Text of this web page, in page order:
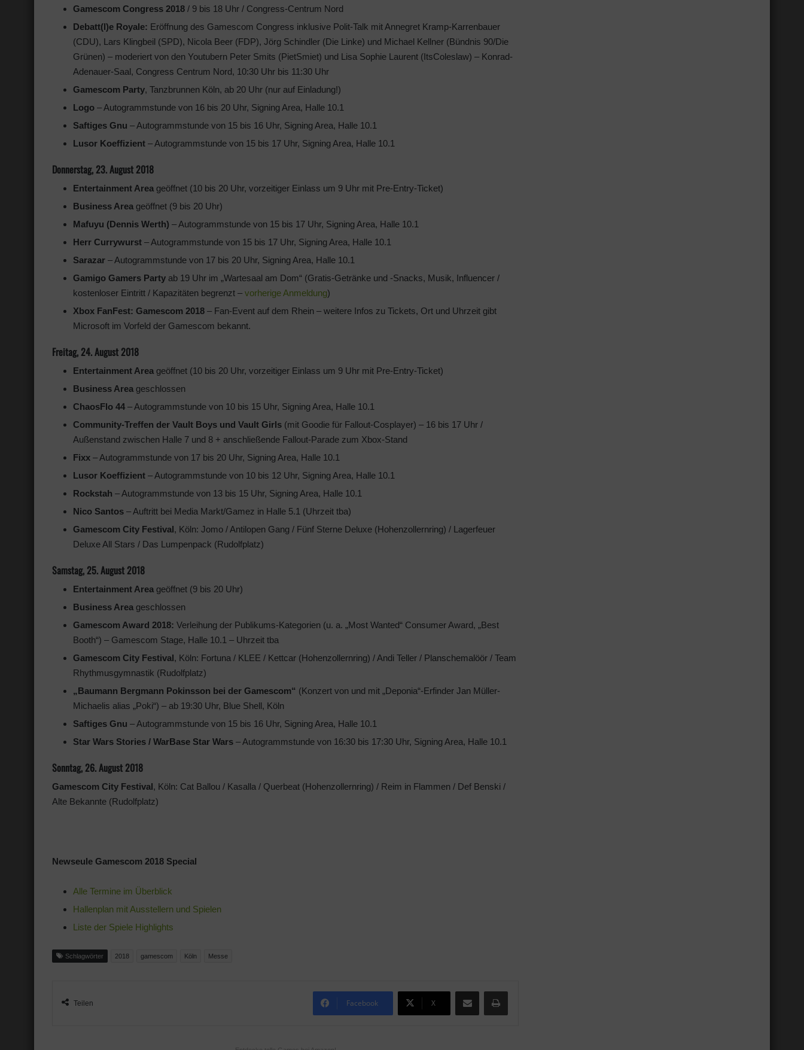
Gamescom Congress 2018 / 9 bis 18 Uhr / Congress-Centrum Nord
Debatt(l)e Royale: Eröffnung des Gamescom Congress inklusive Polit-Talk mit Annegret Kramp-Karrenbauer
(CDU), Lars Klingbeil (SPD), Nicola Beer (FDP), Jörg Schindler (Die Linke) und Michael Kellner (Bündnis 90/Die
Grünen) – moderiert von den Youtubern Peter Smits (PietSmiet) und Lisa Sophie Laurent (ItsColeslaw) – Konrad-
Adenauer-Saal, Congress Centrum Nord, 10:30 Uhr bis 11:30 Uhr
Gamescom Party, Tanzbrunnen Köln, ab 20 Uhr (nur auf Einladung!)
Logo – Autogrammstunde von 16 bis 20 Uhr, Signing Area, Halle 10.1
Saftiges Gnu – Autogrammstunde von 15 bis 16 Uhr, Signing Area, Halle 10.1
Lusor Koeffizient – Autogrammstunde von 15 bis 17 Uhr, Signing Area, Halle 10.1
Donnerstag, 23. August 2018
Entertainment Area geöffnet (10 bis 20 Uhr, vorzeitiger Einlass um 9 Uhr mit Pre-Entry-Ticket)
Business Area geöffnet (9 bis 20 Uhr)
Mafuyu (Dennis Werth) – Autogrammstunde von 15 bis 17 Uhr, Signing Area, Halle 10.1
Herr Currywurst – Autogrammstunde von 15 bis 17 Uhr, Signing Area, Halle 10.1
Sarazar – Autogrammstunde von 17 bis 20 Uhr, Signing Area, Halle 10.1
Gamigo Gamers Party ab 19 Uhr im „Wartesaal am Dom“ (Gratis-Getränke und -Snacks, Musik, Influencer /
kostenloser Eintritt / Kapazitäten begrenzt – vorherige Anmeldung)
Xbox FanFest: Gamescom 2018 – Fan-Event auf dem Rhein – weitere Infos zu Tickets, Ort und Uhrzeit gibt
Microsoft im Vorfeld der Gamescom bekannt.
Freitag, 24. August 2018
Entertainment Area geöffnet (10 bis 20 Uhr, vorzeitiger Einlass um 9 Uhr mit Pre-Entry-Ticket)
Business Area geschlossen
ChaosFlo 44 – Autogrammstunde von 10 bis 15 Uhr, Signing Area, Halle 10.1
Community-Treffen der Vault Boys und Vault Girls (mit Goodie für Fallout-Cosplayer) – 16 bis 17 Uhr /
Außenstand zwischen Halle 7 und 8 + anschließende Fallout-Parade zum Xbox-Stand
Fixx – Autogrammstunde von 17 bis 20 Uhr, Signing Area, Halle 10.1
Lusor Koeffizient – Autogrammstunde von 10 bis 12 Uhr, Signing Area, Halle 10.1
Rockstah – Autogrammstunde von 13 bis 15 Uhr, Signing Area, Halle 10.1
Nico Santos – Auftritt bei Media Markt/Gamez in Halle 5.1 (Uhrzeit tba)
Gamescom City Festival, Köln: Jomo / Antilopen Gang / Fünf Sterne Deluxe (Hohenzollernring) / Lagerfeuer
Deluxe All Stars / Das Lumpenpack (Rudolfplatz)
Samstag, 25. August 2018
Entertainment Area geöffnet (9 bis 20 Uhr)
Business Area geschlossen
Gamescom Award 2018: Verleihung der Publikums-Kategorien (u. a. „Most Wanted“ Consumer Award, „Best
Booth“) – Gamescom Stage, Halle 10.1 – Uhrzeit tba
Gamescom City Festival, Köln: Fortuna / KLEE / Kettcar (Hohenzollernring) / Andi Teller / Planschemalöör / Team
Rhythmusgymnastik (Rudolfplatz)
„Baumann Bergmann Pokinsson bei der Gamescom“ (Konzert von und mit „Deponia“-Erfinder Jan Müller-
Michaelis alias „Poki“) – ab 19:30 Uhr, Blue Shell, Köln
Saftiges Gnu – Autogrammstunde von 15 bis 16 Uhr, Signing Area, Halle 10.1
Star Wars Stories / WarBase Star Wars – Autogrammstunde von 16:30 bis 17:30 Uhr, Signing Area, Halle 10.1
Sonntag, 26. August 2018
Gamescom City Festival, Köln: Cat Ballou / Kasalla / Querbeat (Hohenzollernring) / Reim in Flammen / Def Benski /
Alte Bekannte (Rudolfplatz)
Newseule Gamescom 2018 Special
Alle Termine im Überblick
Hallenplan mit Ausstellern und Spielen
Liste der Spiele Highlights
Schlagwörter 2018 gamescom Köln Messe
Teilen Facebook X